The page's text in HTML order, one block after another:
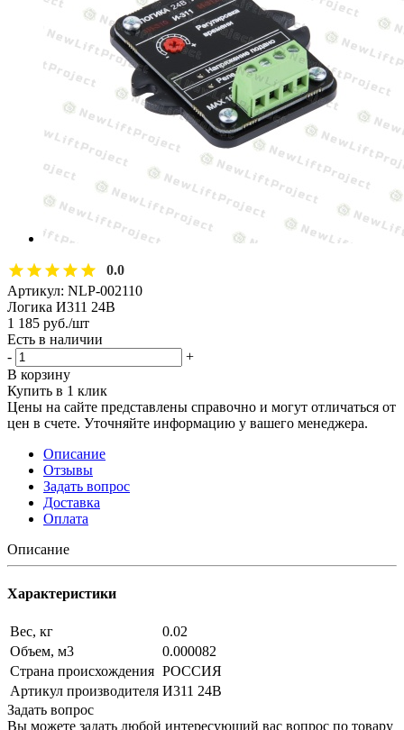
0.0
Артикул: NLP-002110
Логика И311 24В
1 185 руб./шт
Есть в наличии
-
+
В корзину
Купить в 1 клик
Цены на сайте представлены справочно и могут отличаться от
цен в счете. Уточняйте информацию у вашего менеджера.
Описание
Отзывы
Задать вопрос
Доставка
Оплата
Описание
Характеристики
Вес, кг
0.02
Объем, м3
0.000082
Страна происхождения РОССИЯ
Артикул производителя И311 24В
Задать вопрос
Вы можете задать любой интересующий вас вопрос по товару